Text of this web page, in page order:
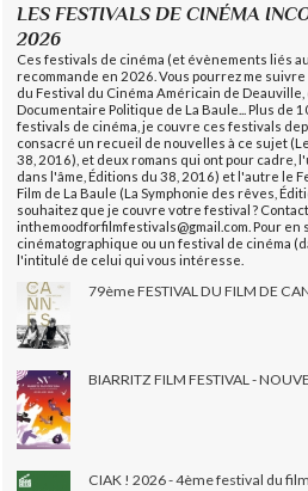
LES FESTIVALS DE CINÉMA
2026
Ces festivals de cinéma (et évènements liés
recommande en 2026. Vous pourrez me
du Festival du Cinéma Américain de Deauville,
Documentaire Politique de La Baule... Plus de
festivals de cinéma, je couvre ces festivals
consacré un recueil de nouvelles à ce sujet
38, 2016), et deux romans qui ont pour cadre,
dans l'âme, Éditions du 38, 2016) et l'autre le
Film de La Baule (La Symphonie des rêves,
souhaitez que je couvre votre festival ?
inthemoodforfilmfestivals@gmail.com. Pour
cinématographique ou un festival de cinéma
l'intitulé de celui qui vous intéresse.
79ème FESTIVAL DU FILM DE
BIARRITZ FILM FESTIVAL -
CIAK ! 2026 - 4ème festival du